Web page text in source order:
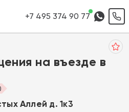
+7 495 374 90 77
на въезде в
Аллей д. 1к3